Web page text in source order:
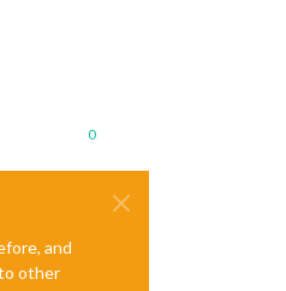
0
and
other